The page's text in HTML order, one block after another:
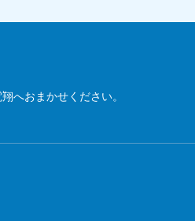
へおまかせください。